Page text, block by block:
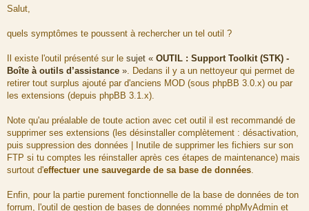
e
s
g
Salut,
quels symptômes te poussent à rechercher un tel outil ?
Il existe l'outil présenté sur le sujet « OUTIL : Support Toolkit (STK) -
Boîte à outils d’assistance » . Dedans il y a un nettoyeur qui permet de
retirer tout surplus ajouté par d'anciens MOD (sous phpBB 3.0.x) ou par
les extensions (depuis phpBB 3.1.x).
Note qu'au préalable de toute action avec cet outil il est recommandé de
supprimer ses extensions (les désinstaller complètement : désactivation,
puis suppression des données | Inutile de supprimer les fichiers sur son
FTP si tu comptes les réinstaller après ces étapes de maintenance) mais
surtout d'effectuer une sauvegarde de sa base de données
Enfin, pour la partie purement fonctionnelle de la base de données de ton
forrum, l'outil de gestion de bases de données nommé phpMyAdmin et